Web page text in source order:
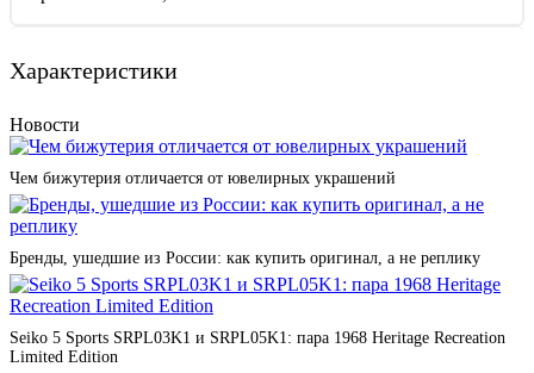
Характеристики
Новости
Чем бижутерия отличается от ювелирных украшений
Бренды, ушедшие из России: как купить оригинал, а не реплику
Seiko 5 Sports SRPL03K1 и SRPL05K1: пара 1968 Heritage Recreation
Limited Edition